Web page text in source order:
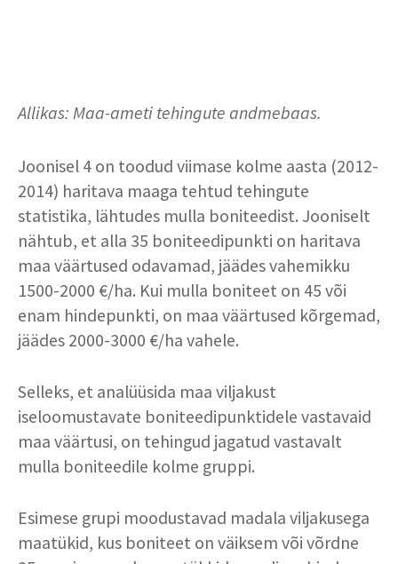
Allikas: Maa-ameti tehingute andmebaas.
Joonisel 4 on toodud viimase kolme aasta (2012-
2014) haritava maaga tehtud tehingute
statistika, lähtudes mulla boniteedist. Jooniselt
nähtub, et alla 35 boniteedipunkti on haritava
maa väärtused odavamad, jäädes vahemikku
1500-2000 €/ha. Kui mulla boniteet on 45 või
enam hindepunkti, on maa väärtused kõrgemad,
jäädes 2000-3000 €/ha vahele.
Selleks, et analüüsida maa viljakust
iseloomustavate boniteedipunktidele vastavaid
maa väärtusi, on tehingud jagatud vastavalt
mulla boniteedile kolme gruppi.
Esimese grupi moodustavad madala viljakusega
maatükid, kus boniteet on väiksem või võrdne